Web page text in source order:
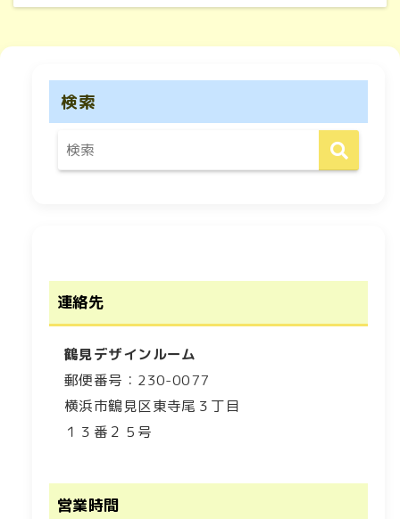
検索
連絡先
鶴見デザインルーム
郵便番号：230-0077
横浜市鶴見区東寺尾３丁目
１３番２５号
営業時間